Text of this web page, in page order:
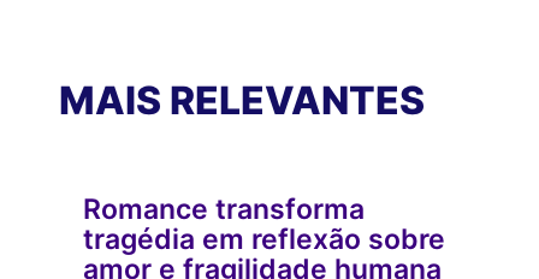
MAIS RELEVANTES
Romance transforma
tragédia em reflexão sobre
amor e fragilidade humana